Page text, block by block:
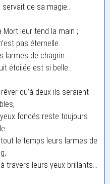
servait de sa magie…
Mort leur tend la main ;
pas éternelle…
larmes de chagrin…
étoilée est si belle…
qu’à deux ils seraient
foncés reste toujours
le temps leurs larmes de
travers leurs yeux brillants…